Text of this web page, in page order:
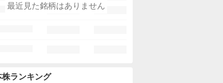
最近見た銘柄はありません
株ランキング